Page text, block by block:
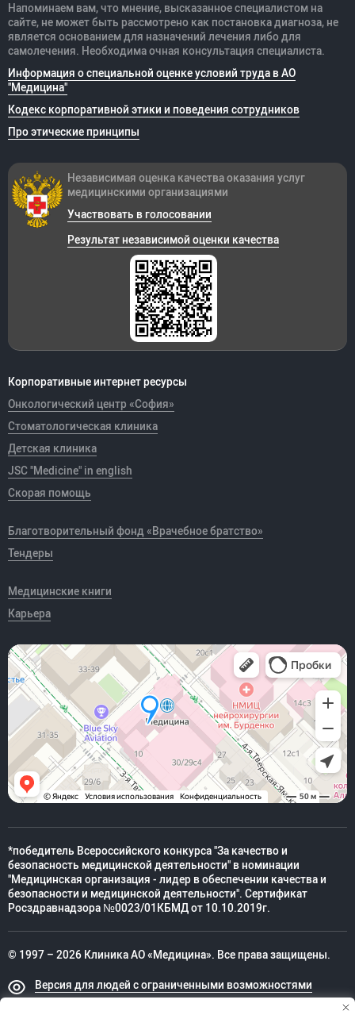
Напоминаем вам, что мнение, высказанное специалистом на
сайте, не может быть рассмотрено как постановка диагноза, не
является основанием для назначений лечения либо для
самолечения. Необходима очная консультация специалиста.
Информация о специальной оценке условий труда в АО
"Медицина"
Кодекс корпоративной этики и поведения сотрудников
Про этические принципы
Корпоративные интернет ресурсы
Онкологический центр «София»
Стоматологическая клиника
Детская клиника
JSC "Medicine" in english
Скорая помощь
Благотворительный фонд «Врачебное братство»
Тендеры
Медицинские книги
Карьера
Независимая оценка качества оказания услуг
медицинскими организациями
Участвовать в голосовании
Результат независимой оценки качества
*победитель Всероссийского конкурса "За качество и
безопасность медицинской деятельности" в номинации
"Медицинская организация - лидер в обеспечении качества и
безопасности и медицинской деятельности". Сертификат
Росздравнадзора №0023/01КБМД от 10.10.2019г.
© 1997 – 2026 Клиника АО «Медицина». Все права защищены.
Версия для людей с ограниченными возможностями